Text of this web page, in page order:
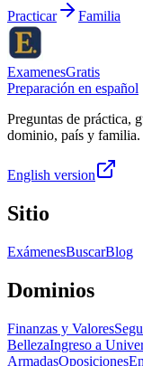
Practicar
Familia
ExamenesGratis
Preparación en español
Preguntas de práctica,
dominio, país y familia.
English version
Sitio
ExámenesBuscarBlog
Dominios
Finanzas y Valores
BellezaIngreso a
ArmadasOposiciones